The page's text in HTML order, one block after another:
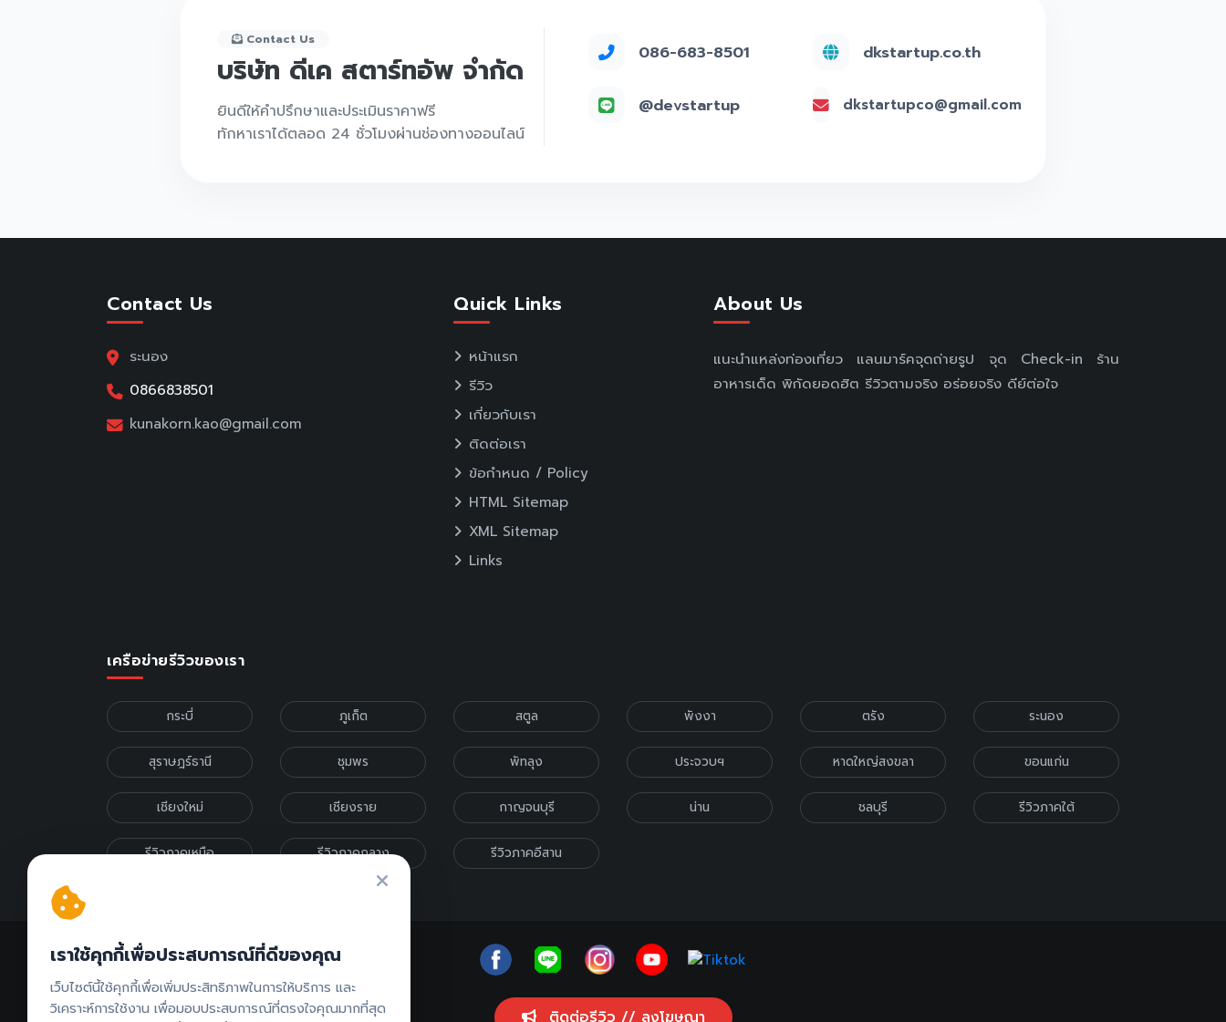
Contact Us
บริษัท ดีเค สตาร์ทอัพ จำกัด
ยินดีให้คำปรึกษาและประเมินราคาฟรี
ทักหาเราได้ตลอด 24 ชั่วโมงผ่านช่องทางออนไลน์
086-683-8501
@devstartup
dkstartup.co.th
dkstartupco@gmail.com
Contact Us
ระนอง
0866838501
kunakorn.kao@gmail.com
Quick Links
หน้าแรก
รีวิว
เกี่ยวกับเรา
ติดต่อเรา
ข้อกำหนด / Policy
HTML Sitemap
XML Sitemap
Links
About Us
แนะนำแหล่งท่องเที่ยว แลนมาร์คจุดถ่ายรูป จุด Check-in ร้าน
อาหารเด็ด พิกัดยอดฮิต รีวิวตามจริง อร่อยจริง ดีย์ต่อใจ
เครือข่ายรีวิวของเรา
กระบี่ ภูเก็ต สตูล พังงา ตรัง ระนอง
สุราษฎร์ธานี ชุมพร พัทลุง ประจวบฯ หาดใหญ่สงขลา ขอนแก่น
เชียงใหม่ เชียงราย กาญจนบุรี น่าน ชลบุรี รีวิวภาคใต้
รีวิวภาคเหนือ รีวิวภาคกลาง รีวิวภาคอีสาน
ติดต่อรีวิว // ลงโฆษณา
เราใช้คุกกี้เพื่อประสบการณ์ที่ดีของคุณ
เว็บไซต์นี้ใช้คุกกี้เพื่อเพิ่มประสิทธิภาพในการให้บริการ และ
วิเคราะห์การใช้งาน เพื่อมอบประสบการณ์ที่ตรงใจคุณมากที่สุด